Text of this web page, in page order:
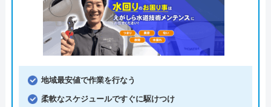
地域最安値で作業を行なう
柔軟なスケジュールですぐに駆けつけ